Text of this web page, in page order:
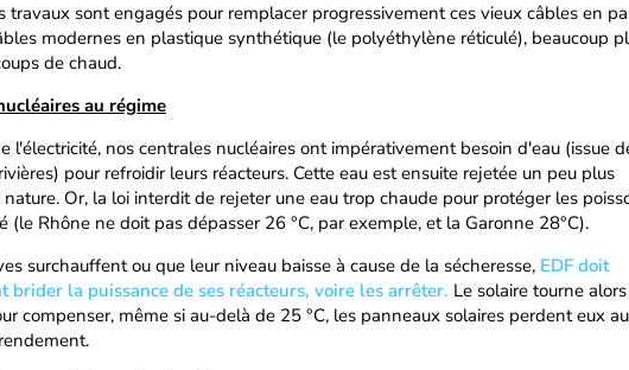
travaux sont engagés pour remplacer progressivement ces vieux câbles en
modernes en plastique synthétique (le polyéthylène réticulé), beaucoup
de chaud.
au régime
l'électricité, nos centrales nucléaires ont impérativement besoin d'eau (issue
pour refroidir leurs réacteurs. Cette eau est ensuite rejetée un peu plus
Or, la loi interdit de rejeter une eau trop chaude pour protéger les
(le Rhône ne doit pas dépasser 26 °C, par exemple, et la Garonne 28°C).
surchauffent ou que leur niveau baisse à cause de la sécheresse, EDF doit
brider la puissance de ses réacteurs, voire les arrêter. Le solaire tourne
compenser, même si au-delà de 25 °C, les panneaux solaires perdent eux